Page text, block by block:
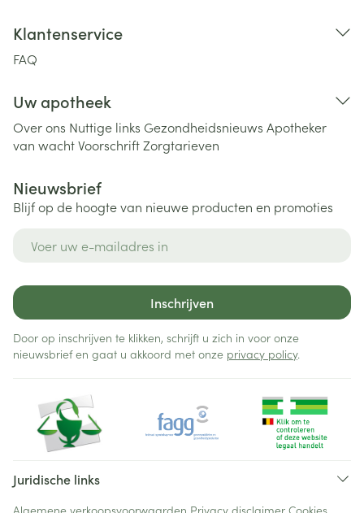
Klantenservice
FAQ
Uw apotheek
Over ons Nuttige links Gezondheidsnieuws Apotheker
van wachtVoorschriftZorgtarieven
Nieuwsbrief
Blijf op de hoogte van nieuwe producten en promoties
Inschrijven
Door op inschrijven te klikken, schrijft u zich in voor onze
nieuwsbrief en gaat u akkoord met onze privacy policy.
Juridische links
Algemene verkoopsvoorwaarden Privacy disclaimer Cookies